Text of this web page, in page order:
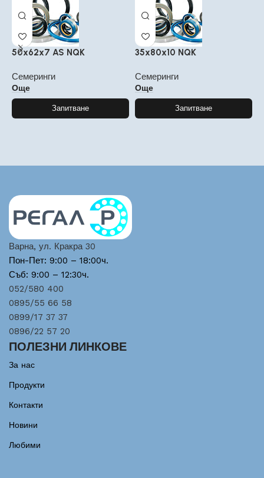
50x62x7 AS NQK
Семеринги
Още
Запитване
35x80x10 NQK
Семеринги
Още
Запитване
Варна, ул. Кракра 30
Пон-Пет: 9:00 – 18:00ч.
Съб: 9:00 – 12:30ч.
052/580 400
0895/55 66 58
0899/17 37 37
0896/22 57 20
ПОЛЕЗНИ ЛИНКОВЕ
За нас
Продукти
Контакти
Новини
Любими